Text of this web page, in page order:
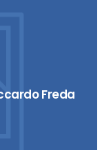
Freda